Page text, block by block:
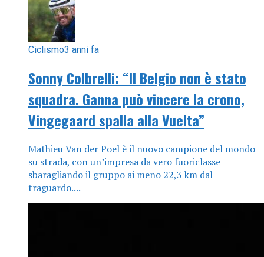
Ciclismo3 anni fa
Sonny Colbrelli: “Il Belgio non è stato
squadra. Ganna può vincere la crono,
Vingegaard spalla alla Vuelta”
Mathieu Van der Poel è il nuovo campione del mondo
su strada, con un’impresa da vero fuoriclasse
sbaragliando il gruppo ai meno 22,3 km dal
traguardo....